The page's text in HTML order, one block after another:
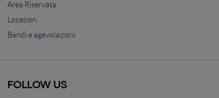
Area Riservata
Location
Bandi e agevolazioni
FOLLOW US